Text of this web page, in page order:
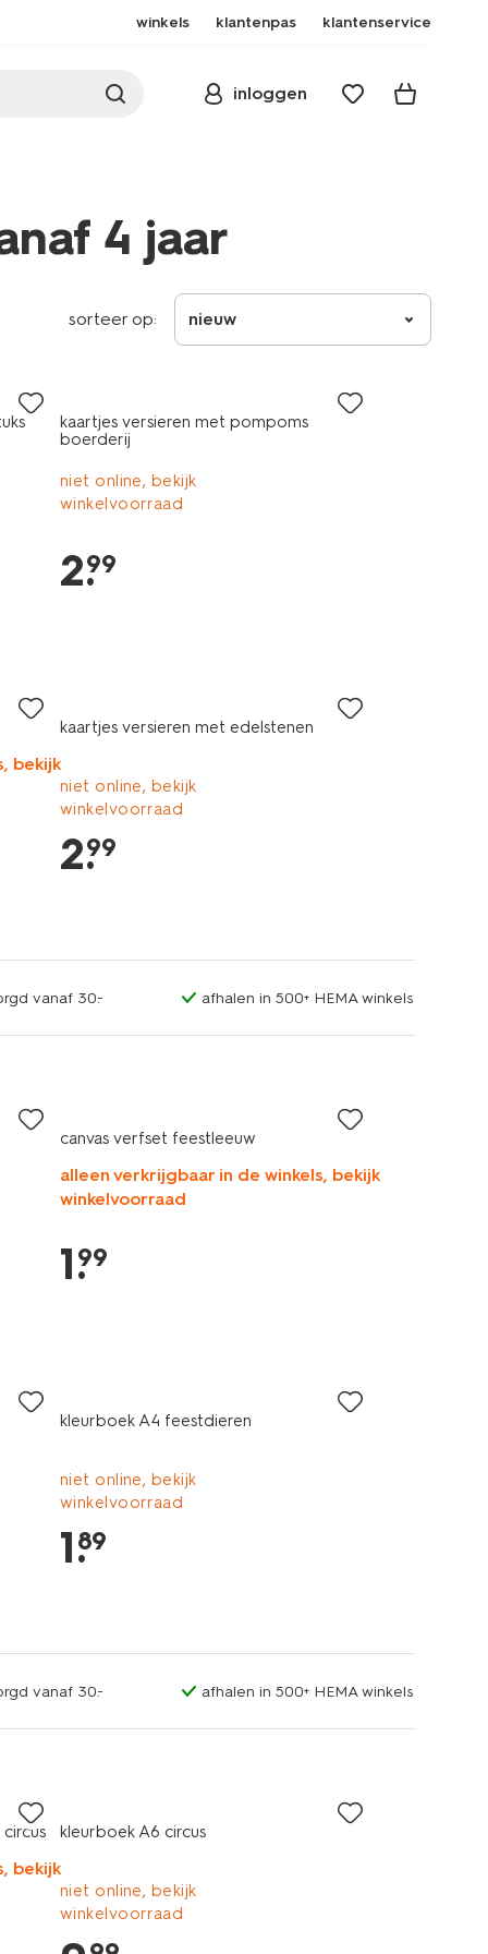
winkels klantenpas klantenservice
inloggen
4 jaar
sorteer op: nieuw
kaartjes versieren met pompoms
boerderij
niet online, bekijk
winkelvoorraad
2.
99
bekijk
kaartjes versieren met edelstenen
niet online, bekijk
winkelvoorraad
2.
99
vanaf 30.- afhalen in 500+ HEMA winkels
canvas verfset feestleeuw
alleen verkrijgbaar in de winkels, bekijk
winkelvoorraad
1.
99
kleurboek A4 feestdieren
niet online, bekijk
winkelvoorraad
1.
89
vanaf 30.- afhalen in 500+ HEMA winkels
bekijk
kleurboek A6 circus
niet online, bekijk
winkelvoorraad